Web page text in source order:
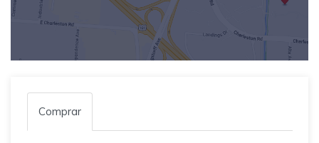
Comprar